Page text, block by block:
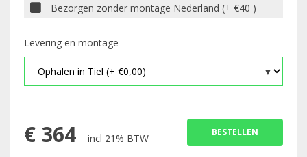
Bezorgen zonder montage Nederland (+ €40 )
Levering en montage
€ 364 incl 21% BTW BESTELLEN